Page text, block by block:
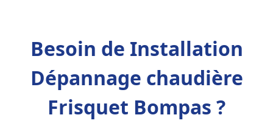
Besoin de Installation
Dépannage chaudière
Frisquet Bompas ?